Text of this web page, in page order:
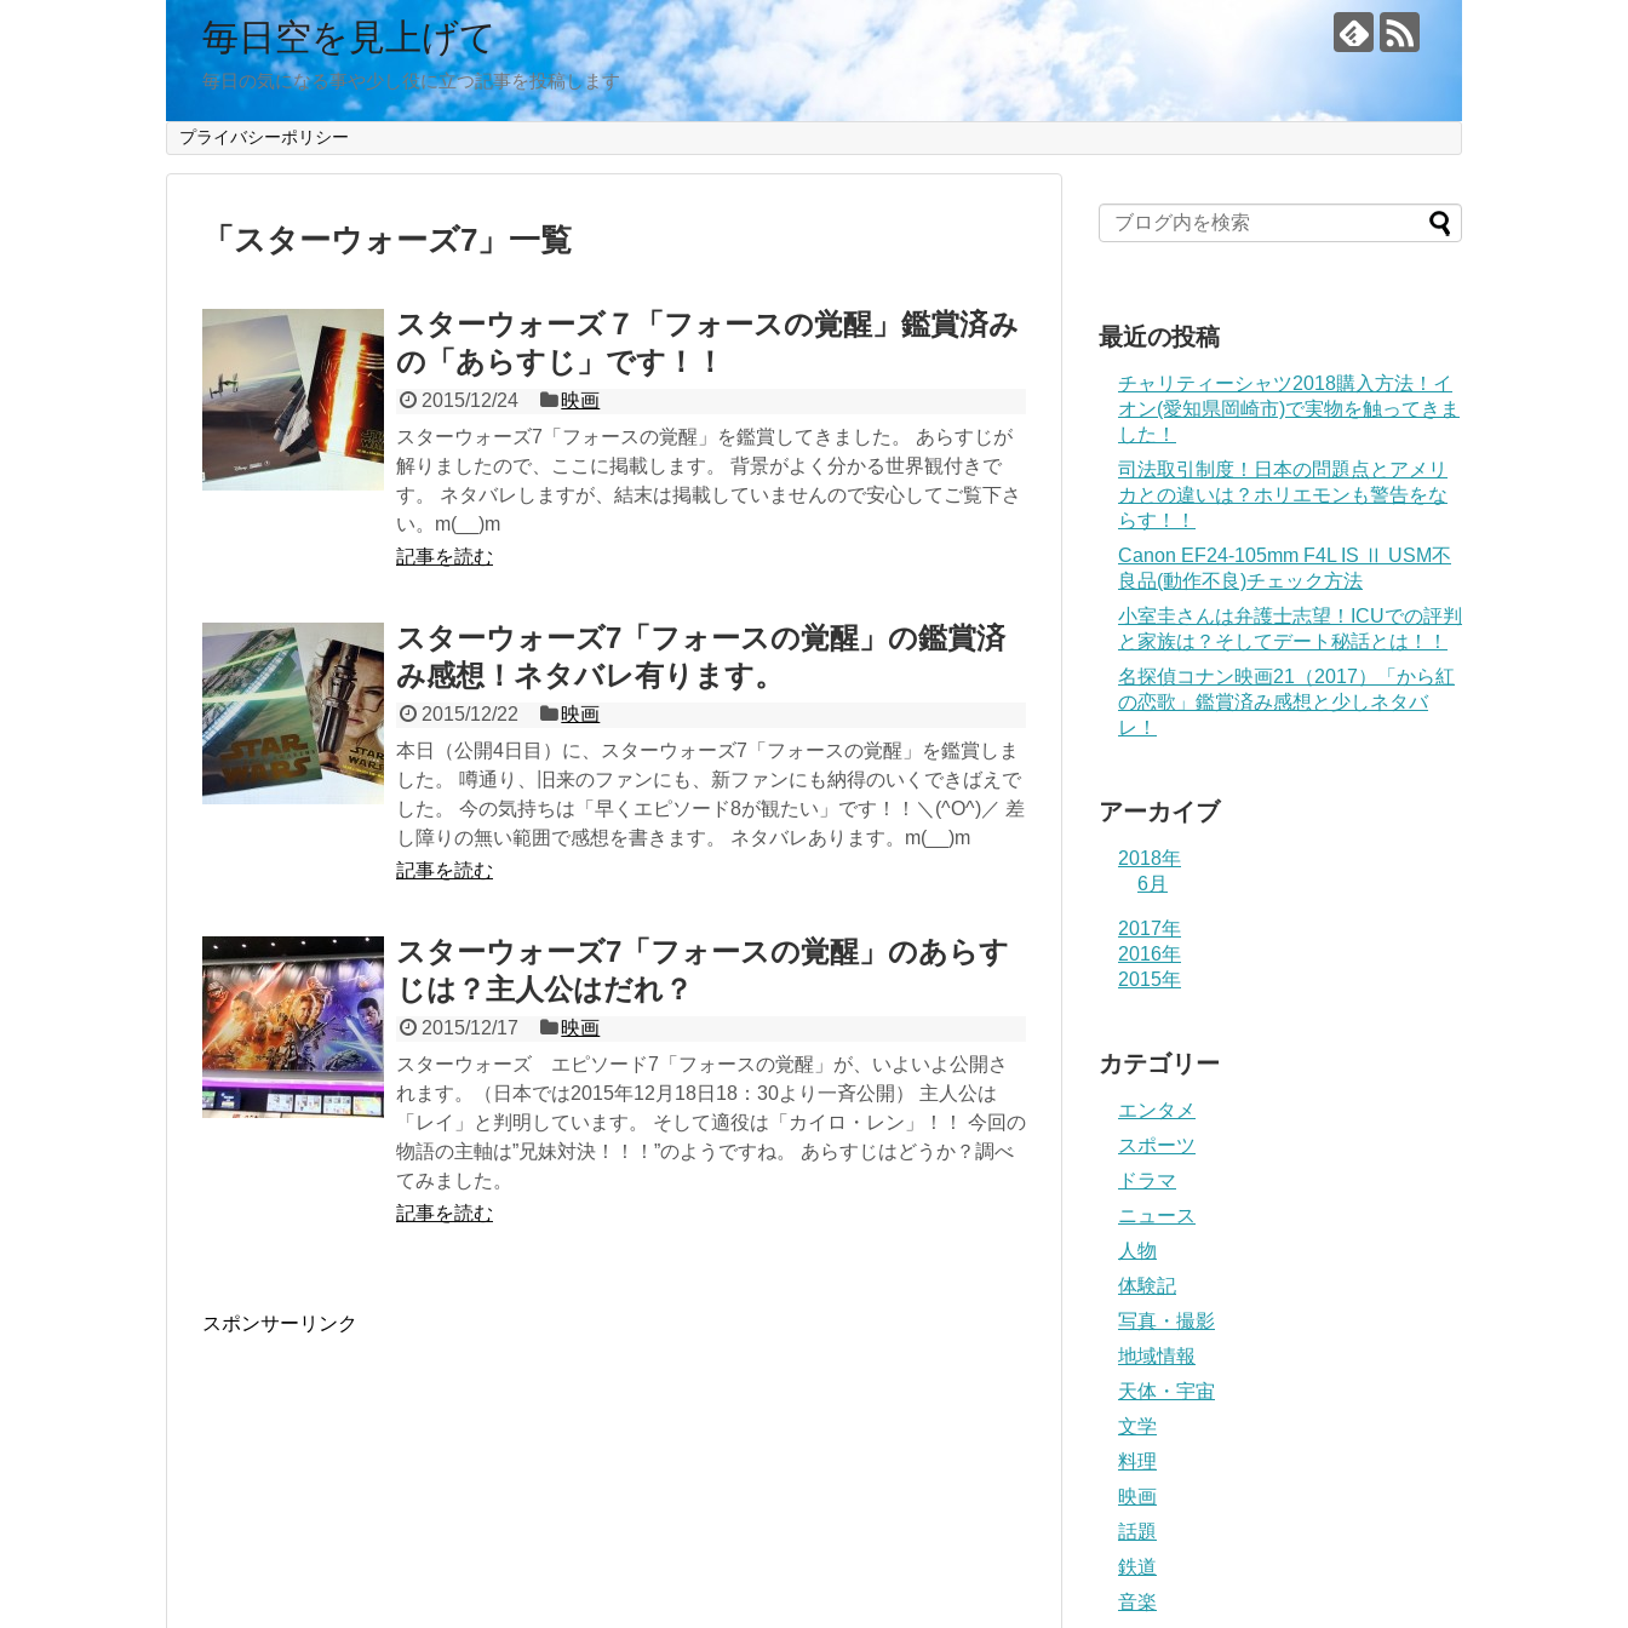
毎日空を見上げて
毎日の気になる事や少し役に立つ記事を投稿します
プライバシーポリシー
「 スターウォーズ7 」 一覧
スターウォーズ７「フォースの覚醒」鑑賞済み
の「あらすじ」です！！
2015/12/24
映画
スターウォーズ7「フォースの覚醒」を鑑賞してきました。 あらすじが
解りましたので、ここに掲載します。 背景がよく分かる世界観付きで
す。 ネタバレしますが、結末は掲載していませんので安心してご覧下さ
い。m(__)m
記事を読む
スターウォーズ7「フォースの覚醒」の鑑賞済
み感想！ネタバレ有ります。
2015/12/22
映画
本日（公開4日目）に、スターウォーズ7「フォースの覚醒」を鑑賞しま
した。 噂通り、旧来のファンにも、新ファンにも納得のいくできばえで
した。 今の気持ちは「早くエピソード8が観たい」です！！＼(^O^)／ 差
し障りの無い範囲で感想を書きます。 ネタバレあります。m(__)m
記事を読む
スターウォーズ7「フォースの覚醒」のあらす
じは？主人公はだれ？
2015/12/17
映画
スターウォーズ エピソード7「フォースの覚醒」が、いよいよ公開さ
れます。（日本では2015年12月18日18：30より一斉公開） 主人公は
「レイ」と判明しています。 そして適役は「カイロ・レン」！！ 今回の
物語の主軸は”兄妹対決！！！”のようですね。 あらすじはどうか？調べ
てみました。
記事を読む
スポンサーリンク
最近の投稿
チャリティーシャツ2018購入方法！イ
オン(愛知県岡崎市)で実物を触ってきま
した！
司法取引制度！日本の問題点とアメリ
カとの違いは？ホリエモンも警告をな
らす！！
Canon EF24-105mm F4L IS Ⅱ USM不
良品(動作不良)チェック方法
小室圭さんは弁護士志望！ICUでの評判
と家族は？そしてデート秘話とは！！
名探偵コナン映画21（2017）「から紅
の恋歌」鑑賞済み感想と少しネタバ
レ！
アーカイブ
2018年
6月
2017年
2016年
2015年
カテゴリー
エンタメ
スポーツ
ドラマ
ニュース
人物
体験記
写真・撮影
地域情報
天体・宇宙
文学
料理
映画
話題
鉄道
音楽